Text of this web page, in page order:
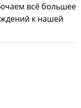
всё большее
к нашей